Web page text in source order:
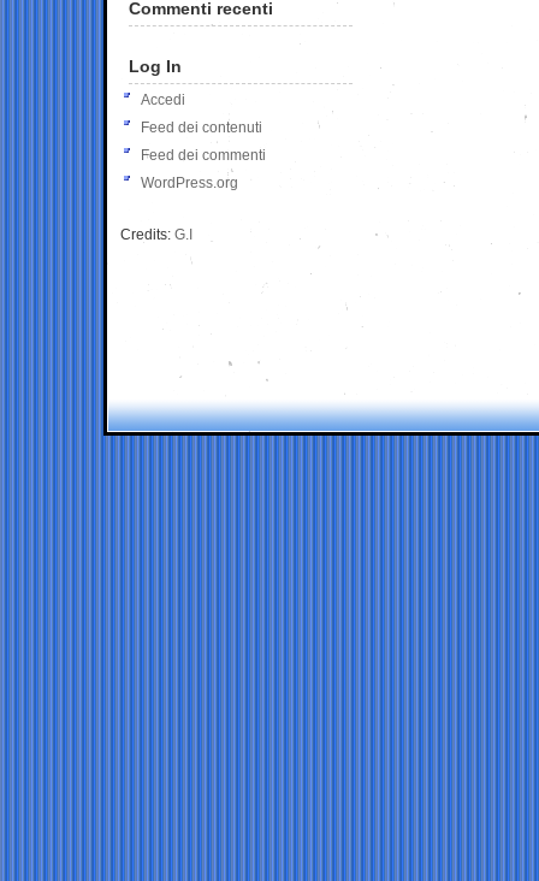
Commenti recenti
Log In
Accedi
Feed dei contenuti
Feed dei commenti
WordPress.org
Credits: G.I